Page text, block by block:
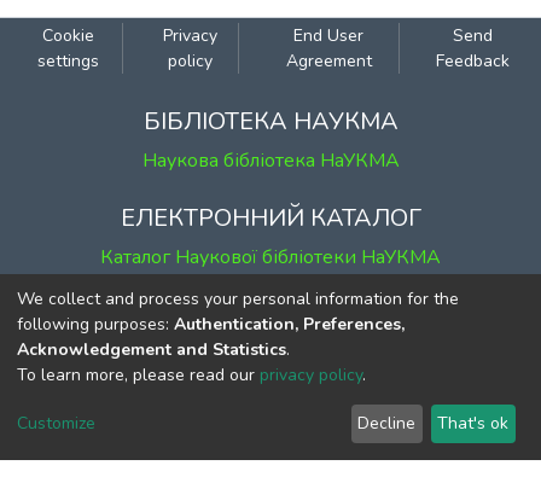
Cookie
settings
Privacy
policy
End User
Agreement
Send
Feedback
БІБЛІОТЕКА НАУКМА
Наукова бібліотека НаУКМА
ЕЛЕКТРОННИЙ КАТАЛОГ
Каталог Наукової бібліотеки НаУКМА
КОНТАКТИ
м. Київ, вул. Григорія Сковороди, 2
к. 1, к. 120
(044) 463-69-31
ekmair@ukma.edu.ua
We collect and process your personal information for the
following purposes: Authentication, Preferences,
Acknowledgement and Statistics.
To learn more, please read our privacy policy.
Customize Decline That's ok